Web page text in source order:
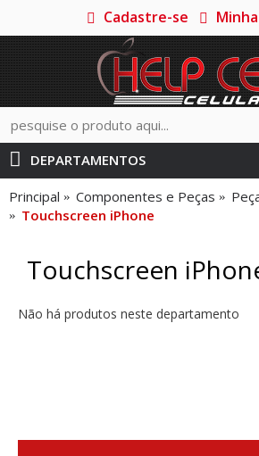
Cadastre-se
DEPARTAMENTOS
Principal Componentes e Peças
Touchscreen iPhone
Touchscreen
Não há produtos neste departamento